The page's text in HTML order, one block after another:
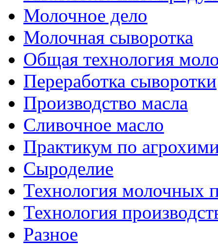
Молочное дело
Молочная сыворотка
Общая технология
Переработка сыворотки
Производство масла
Сливочное масло
Практикум по
Сыроделие
Технология молочных
Технология
Разное